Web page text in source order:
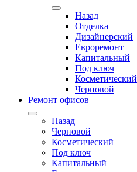
Назад
Отделка
Дизайнерский
Евроремонт
Капитальный
Под ключ
Косметический
Черновой
Ремонт офисов
Назад
Черновой
Косметический
Под ключ
Капитальный